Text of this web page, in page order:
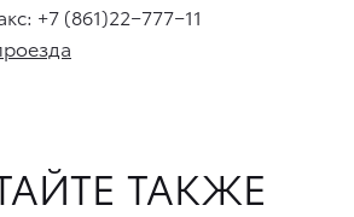
+7 (861)22−777−11
ТАКЖЕ